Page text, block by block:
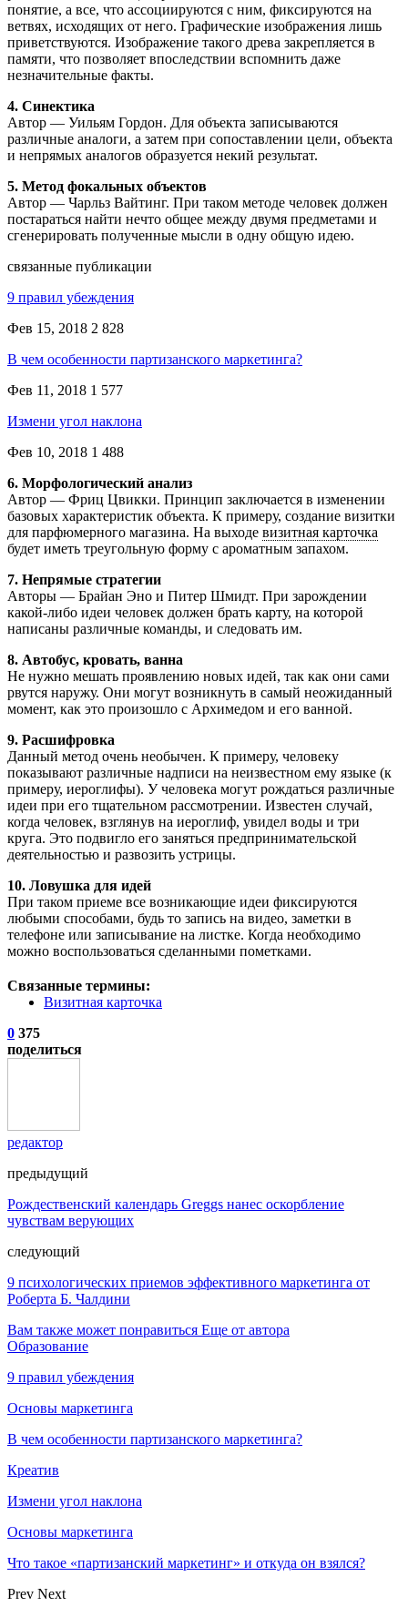
понятие, а все, что ассоциируются с ним, фиксируются на
ветвях, исходящих от него. Графические изображения лишь
приветствуются. Изображение такого древа закрепляется в
памяти, что позволяет впоследствии вспомнить даже
незначительные факты.
4. Синектика
Автор — Уильям Гордон. Для объекта записываются
различные аналоги, а затем при сопоставлении цели, объекта
и непрямых аналогов образуется некий результат.
5. Метод фокальных объектов
Автор — Чарльз Вайтинг. При таком методе человек должен
постараться найти нечто общее между двумя предметами и
сгенерировать полученные мысли в одну общую идею.
связанные публикации
9 правил убеждения
Фев 15, 2018 2 828
В чем особенности партизанского маркетинга?
Фев 11, 2018 1 577
Измени угол наклона
Фев 10, 2018 1 488
6. Морфологический анализ
Автор — Фриц Цвикки. Принцип заключается в изменении
базовых характеристик объекта. К примеру, создание визитки
для парфюмерного магазина. На выходе визитная карточка
будет иметь треугольную форму с ароматным запахом.
7. Непрямые стратегии
Авторы — Брайан Эно и Питер Шмидт. При зарождении
какой-либо идеи человек должен брать карту, на которой
написаны различные команды, и следовать им.
8. Автобус, кровать, ванна
Не нужно мешать проявлению новых идей, так как они сами
рвутся наружу. Они могут возникнуть в самый неожиданный
момент, как это произошло с Архимедом и его ванной.
9. Расшифровка
Данный метод очень необычен. К примеру, человеку
показывают различные надписи на неизвестном ему языке (к
примеру, иероглифы). У человека могут рождаться различные
идеи при его тщательном рассмотрении. Известен случай,
когда человек, взглянув на иероглиф, увидел воды и три
круга. Это подвигло его заняться предпринимательской
деятельностью и развозить устрицы.
10. Ловушка для идей
При таком приеме все возникающие идеи фиксируются
любыми способами, будь то запись на видео, заметки в
телефоне или записывание на листке. Когда необходимо
можно воспользоваться сделанными пометками.
Связанные термины:
Визитная карточка
0 375
поделиться
редактор
предыдущий
Рождественский календарь Greggs нанес оскорбление
чувствам верующих
следующий
9 психологических приемов эффективного маркетинга от
Роберта Б. Чалдини
Вам также может понравиться Еще от автора
Образование
9 правил убеждения
Основы маркетинга
В чем особенности партизанского маркетинга?
Креатив
Измени угол наклона
Основы маркетинга
Что такое «партизанский маркетинг» и откуда он взялся?
Prev Next